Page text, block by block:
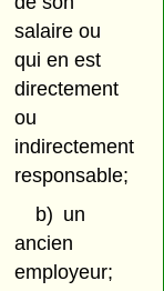
salaire ou
qui en est
directement
ou
indirectement
responsable;
b) un
ancien
employeur;